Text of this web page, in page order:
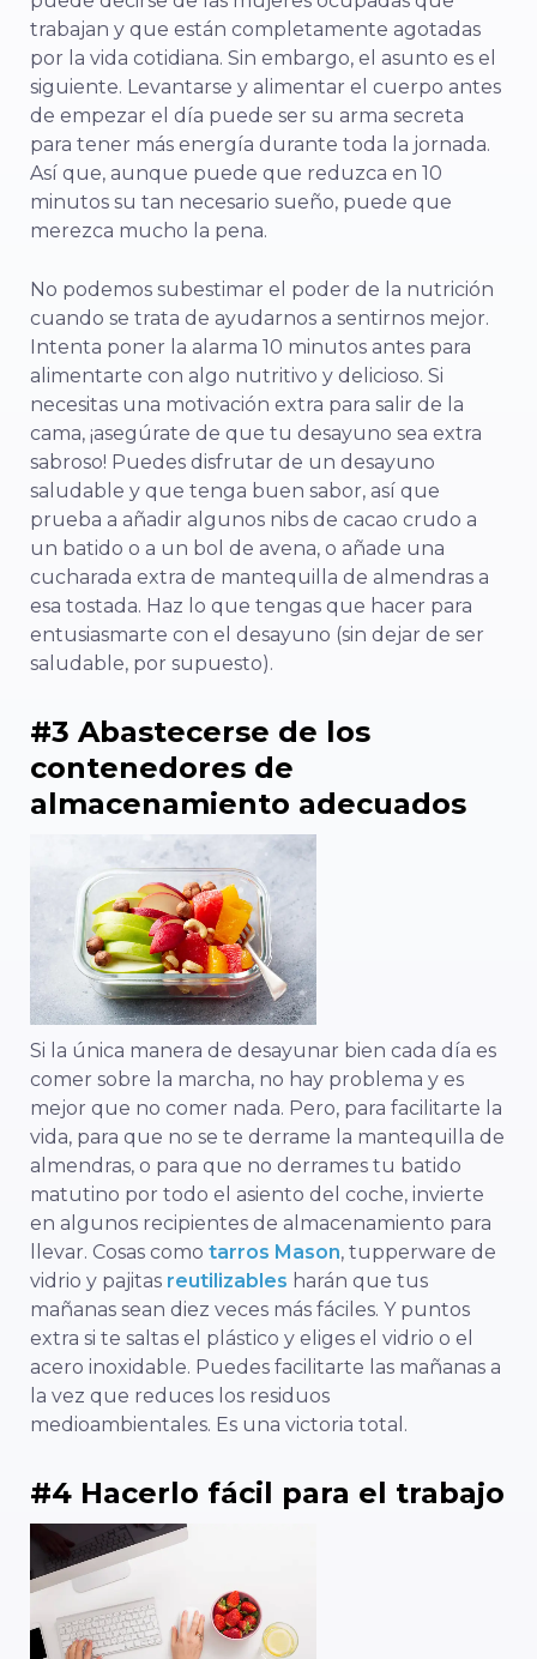
trabajan y que están completamente agotadas
por la vida cotidiana. Sin embargo, el asunto es el
siguiente. Levantarse y alimentar el cuerpo antes
de empezar el día puede ser su arma secreta
para tener más energía durante toda la jornada.
Así que, aunque puede que reduzca en 10
minutos su tan necesario sueño, puede que
merezca mucho la pena.
No podemos subestimar el poder de la nutrición
cuando se trata de ayudarnos a sentirnos mejor.
Intenta poner la alarma 10 minutos antes para
alimentarte con algo nutritivo y delicioso. Si
necesitas una motivación extra para salir de la
cama, ¡asegúrate de que tu desayuno sea extra
sabroso! Puedes disfrutar de un desayuno
saludable y que tenga buen sabor, así que
prueba a añadir algunos nibs de cacao crudo a
un batido o a un bol de avena, o añade una
cucharada extra de mantequilla de almendras a
esa tostada. Haz lo que tengas que hacer para
entusiasmarte con el desayuno (sin dejar de ser
saludable, por supuesto).
#3 Abastecerse de los
contenedores de
almacenamiento adecuados
Si la única manera de desayunar bien cada día es
comer sobre la marcha, no hay problema y es
mejor que no comer nada. Pero, para facilitarte la
vida, para que no se te derrame la mantequilla de
almendras, o para que no derrames tu batido
matutino por todo el asiento del coche, invierte
en algunos recipientes de almacenamiento para
llevar. Cosas como tarros Mason, tupperware de
vidrio y pajitas reutilizables harán que tus
mañanas sean diez veces más fáciles. Y puntos
extra si te saltas el plástico y eliges el vidrio o el
acero inoxidable. Puedes facilitarte las mañanas a
la vez que reduces los residuos
medioambientales. Es una victoria total.
#4 Hacerlo fácil para el trabajo